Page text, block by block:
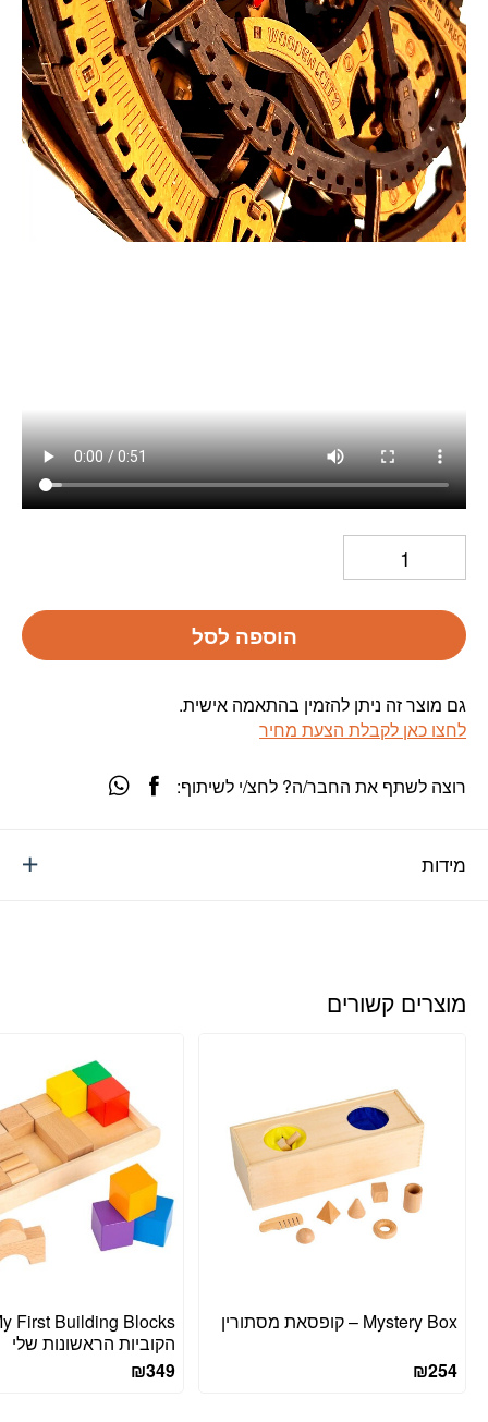
הוספה לסל
גם מוצר זה ניתן להזמין בהתאמה אישית.
לחצו כאן לקבלת הצעת מחיר
מידות
רוצה לשתף את החבר/ה? לחצ/י לשיתוף:
מוצרים קשורים
Mystery Box – קופסאת מסתורין
₪254
הקוביות הראשונות שלי
₪349